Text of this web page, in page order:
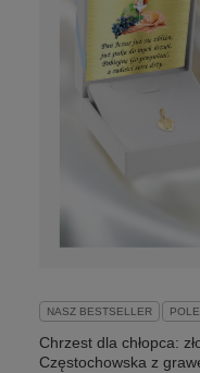
NASZ BESTSELLER
Chrzest dla chłopca:
Częstochowska z